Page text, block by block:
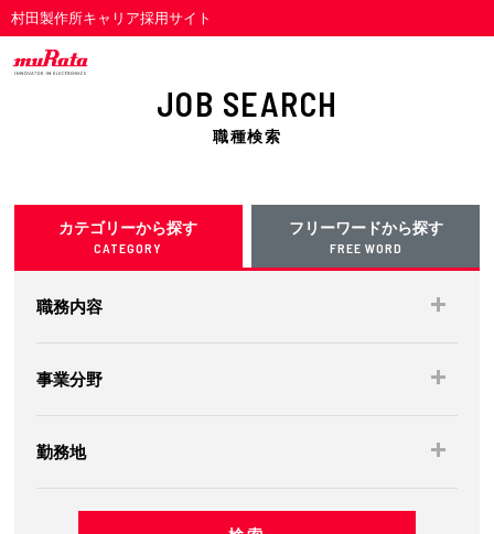
村田製作所キャリア採用サイト
JOB SEARCH
職種検索
カテゴリーから探す
CATEGORY
フリーワードから探す
FREE WORD
職務内容
事業分野
勤務地